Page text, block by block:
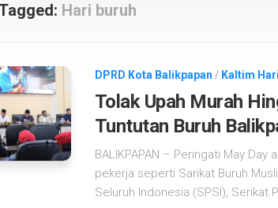
Hari buruh
DPRD Kota Balikpapan / Kaltim
Tolak Upah Murah
Tuntutan Buruh
BALIKPAPAN – Peringati May
pekerja seperti Sarikat Buruh
Seluruh Indonesia (SPSI), Serikat